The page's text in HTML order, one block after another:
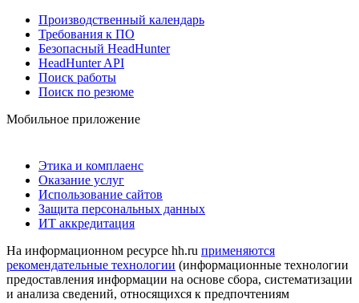
Производственный календарь
Требования к ПО
Безопасный HeadHunter
HeadHunter API
Поиск работы
Поиск по резюме
Мобильное приложение
Этика и комплаенс
Оказание услуг
Использование сайтов
Защита персональных данных
ИТ аккредитация
На информационном ресурсе hh.ru применяются
рекомендательные технологии (информационные технологии
предоставления информации на основе сбора, систематизации
и анализа сведений, относящихся к предпочтениям